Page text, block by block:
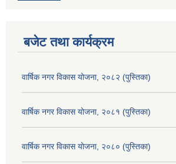
बजेट तथा कार्यक्रम
वार्षिक नगर विकास योजना, २०८२ (पुस्तिका)
वार्षिक नगर विकास योजना, २०८१ (पुस्तिका)
वार्षिक नगर विकास योजना, २०८० (पुस्तिका)